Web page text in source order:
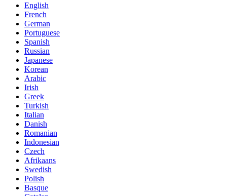
English
French
German
Portuguese
Spanish
Russian
Japanese
Korean
Arabic
Irish
Greek
Turkish
Italian
Danish
Romanian
Indonesian
Czech
Afrikaans
Swedish
Polish
Basque